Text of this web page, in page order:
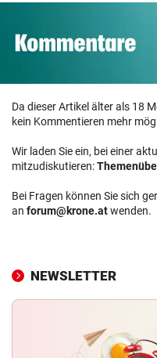
Da dieser Artikel älter als 18
kein Kommentieren mehr
Wir laden Sie ein, bei einer
mitzudiskutieren:
Bei Fragen können Sie sich
an forum@krone.atwenden.
NEWSLETTER